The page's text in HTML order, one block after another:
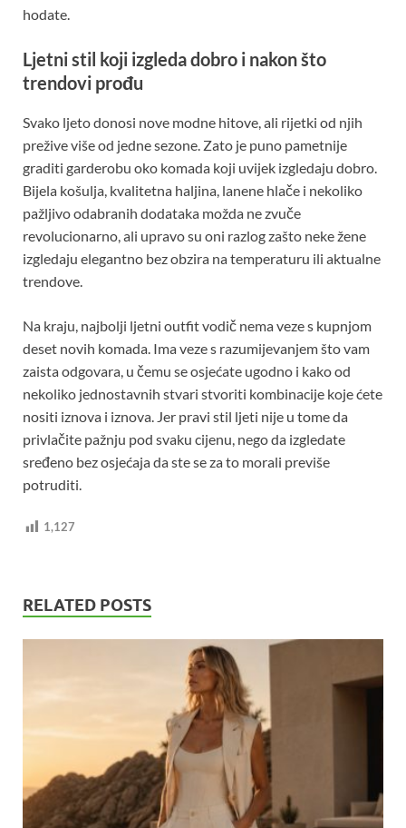
hodate.
Ljetni stil koji izgleda dobro i nakon što
trendovi prođu
Svako ljeto donosi nove modne hitove, ali rijetki od njih
prežive više od jedne sezone. Zato je puno pametnije
graditi garderobu oko komada koji uvijek izgledaju dobro.
Bijela košulja, kvalitetna haljina, lanene hlače i nekoliko
pažljivo odabranih dodataka možda ne zvuče
revolucionarno, ali upravo su oni razlog zašto neke žene
izgledaju elegantno bez obzira na temperaturu ili aktualne
trendove.
Na kraju, najbolji ljetni outfit vodič nema veze s kupnjom
deset novih komada. Ima veze s razumijevanjem što vam
zaista odgovara, u čemu se osjećate ugodno i kako od
nekoliko jednostavnih stvari stvoriti kombinacije koje ćete
nositi iznova i iznova. Jer pravi stil ljeti nije u tome da
privlačite pažnju pod svaku cijenu, nego da izgledate
sređeno bez osjećaja da ste se za to morali previše
potruditi.
1,127
RELATED POSTS